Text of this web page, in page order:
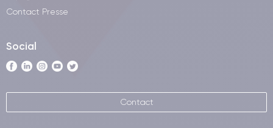
Contact Presse
Social
Contact